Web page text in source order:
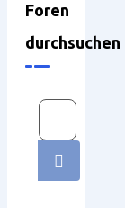
Foren
durchsuchen